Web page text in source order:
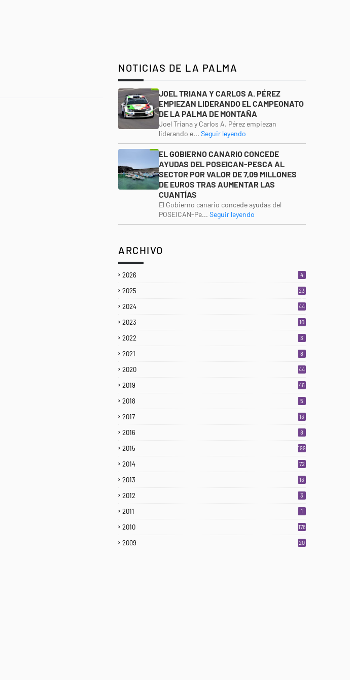
NOTICIAS DE LA PALMA
JOEL TRIANA Y CARLOS A. PÉREZ
EMPIEZAN LIDERANDO EL CAMPEONATO
DE LA PALMA DE MONTAÑA
Joel Triana y Carlos A. Pérez empiezan
liderando e... Seguir leyendo
EL GOBIERNO CANARIO CONCEDE
AYUDAS DEL POSEICAN-PESCA AL
SECTOR POR VALOR DE 7,09 MILLONES
DE EUROS TRAS AUMENTAR LAS
CUANTÍAS
El Gobierno canario concede ayudas del
POSEICAN-Pe... Seguir leyendo
ARCHIVO
2026 4
2025
23
2024 44
2023 10
2022 3
2021 8
2020 44
2019 46
2018 5
2017 13
2016 8
2015 199
2014 72
2013 13
2012 3
2011 1
2010 178
2009 20